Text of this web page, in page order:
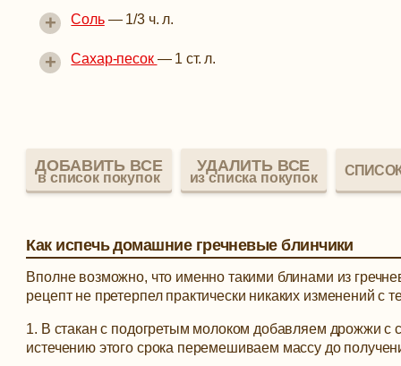
Соль— 1/3 ч. л.
+
Сахар-песок — 1 ст. л.
+
ДОБАВИТЬ ВСЕ
в список покупок
УДАЛИТЬ ВСЕ
из списка покупок
Как испечь домашние гречневые блинчики
Вполне возможно, что именно такими блинами из
рецепт не претерпел практически никаких изменений с
1. В стакан с подогретым молоком добавляем дрожжи с
истечению этого срока перемешиваем массу до